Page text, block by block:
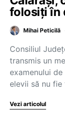
folosiți în
Mihai Peticilă
Consiliul
transmis un
examenului
elevii să nu
Vezi articolul